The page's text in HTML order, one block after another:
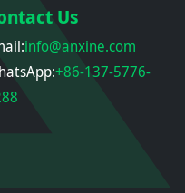
Us
info@anxine.com
+86-137-5776-